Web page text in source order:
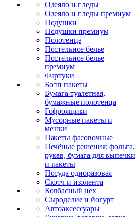
Одеяло и пледы
Одеяло и пледы премиум
Подушки
Подушки премиум
Полотенца
Постельное белье
Постельное белье
премиум
Фартуки
Бопп пакеты
Бумага туалетная,
бумажные полотенца
Гофроящики
Мусорные пакеты и
мешки
Пакеты фасовочные
Печёные решения: фольга,
рукав, бумага для выпечки
и пакеты
Посуда одноразовая
Скотч и изолента
Колбасный цех
Сыроделие и йогурт
Автоаксессуары